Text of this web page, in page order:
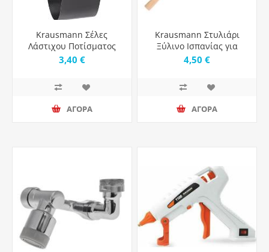
Krausmann Σέλες
Λάστιχου Ποτίσματος
Μεταλλικές Μαύρες
3,40 €
ΑΓΟΡΑ
Krausmann Στυλιάρι
Ξύλινο Ισπανίας για
Κασμάδες 90cm
4,50 €
ΑΓΟΡΑ